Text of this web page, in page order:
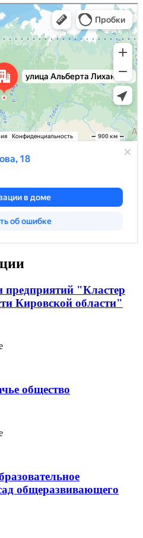
предприятий "Кластер
Кировской области"
общество
общеразвивающего